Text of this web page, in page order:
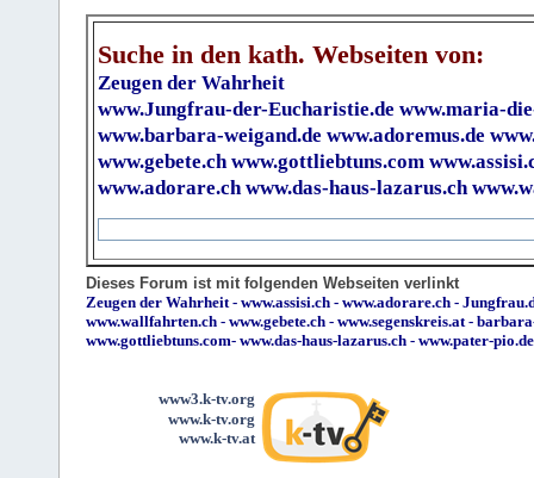
Suche in den kath. Webseiten von:
Zeugen der Wahrheit
www.Jungfrau-der-Eucharistie.de www.maria-
www.barbara-weigand.de www.adoremus.de
www.gebete.ch www.gottliebtuns.com
www.adorare.ch www.das-haus-lazarus.ch
Dieses Forum ist mit folgenden Webseiten verlinkt
Zeugen der Wahrheit- www.assisi.ch - www.adorare.ch -
www.wallfahrten.ch - www.gebete.ch - www.segenskreis.at-
www.gottliebtuns.com- www.das-haus-lazarus.ch - www.pater-pio.de
www3.k-tv.org
www.k-tv.org
www.k-tv.at